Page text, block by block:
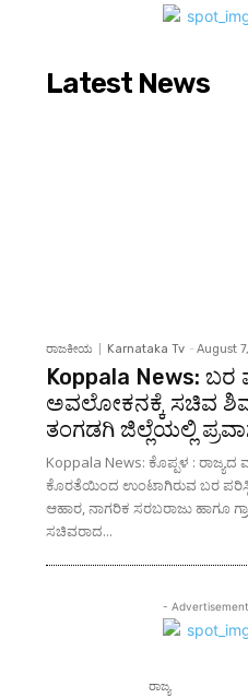
Latest News
ರಾಜಕೀಯ Karnataka Tv - August
Koppala News: ಬರ
ಅವಲೋಕನಕ್ಕೆ ಸಚಿವ
ತಂಗಡಗಿ ಜಿಲ್ಲೆಯಲ್ಲಿ
Koppala News: ಕೊಪ್ಪಳ : ರಾಜ್ಯದ
ಕೊರತೆಯಿಂದ ಉಂಟಾಗಿರುವ ಬರ
ಆಹಾರ, ನಾಗರಿಕ ಸರಬರಾಜು ಹಾಗೂ
ಸಚಿವರಾದ...
-
ರಾಜ್ಯ